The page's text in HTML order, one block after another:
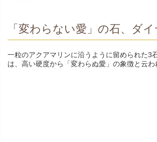
「変わらない愛」の石、ダ
一粒のアクアマリンに沿うように留められた3
は、高い硬度から「変わらぬ愛」の象徴と云わ